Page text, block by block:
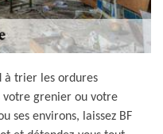
à trier les ordures
votre grenier ou votre
ses environs, laissez BF